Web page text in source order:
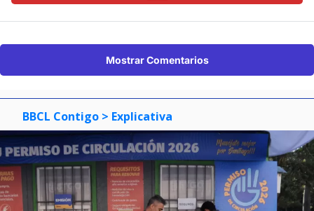
Mostrar Comentarios
BBCL Contigo > Explicativa